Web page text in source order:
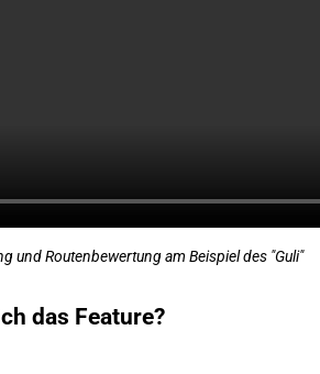
und Routenbewertung am Beispiel des "Guli"
das Feature?